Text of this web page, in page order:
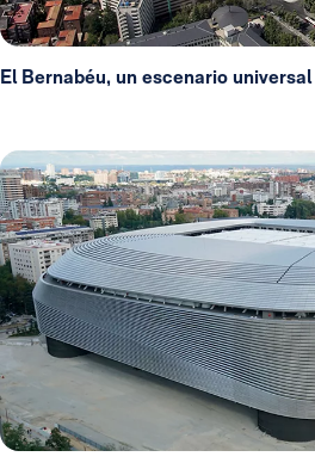
El Bernabéu, un escenario universal